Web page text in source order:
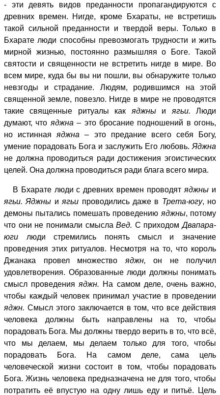
- эти девять видов преданности пропагандируются с
древних времен. Нигде, кроме Бхараты, не встретишь
такой сильной преданности и твердой веры. Только в
Бхарате люди способны превозмогать трудности и жить
мирной жизнью, постоянно размышляя о Боге. Такой
святости и священности не встретить нигде в мире. Во
всем мире, куда бы вы ни пошли, вы обнаружите только
невзгоды и страдание. Людям, родившимся на этой
священной земле, повезло. Нигде в мире не проводятся
такие священные ритуалы как яджны и ягьи. Люди
думают, что яджна – это бросание подношений в огонь,
но истиннаяяджна– это предание всего себя Богу,
умение порадовать Бога и заслужить Его любовь. Яджна
не должна проводиться ради достижения эгоистических
целей. Она должна проводиться ради блага всего мира.
В Бхарате люди с древних времен проводятяджны и
ягьи. Яджны иягьи проводились даже в Трета-югу, но
демоны пытались помешать проведению яджны, потому
что они не понимали смыслаВед. С приходомДвапара-
юги люди стремились понять смысл и значение
проведения этих ритуалов. Несмотря на то, что король
Джанака провел множество яджн, он не получил
удовлетворения. Образованные люди должны понимать
смысл проведенияяджн. На самом деле, очень важно,
чтобы каждый человек принимал участие в проведении
яджн. Смысл этого заключается в том, что все действия
человека должны быть направлены на то, чтобы
порадовать Бога. Мы должны твердо верить в то, что всё,
что мы делаем, мы делаем только для того, чтобы
порадовать Бога. На самом деле, сама цель
человеческой жизни состоит в том, чтобы порадовать
Бога. Жизнь человека предназначена не для того, чтобы
потратить её впустую на одну лишь еду и питьё. Цель